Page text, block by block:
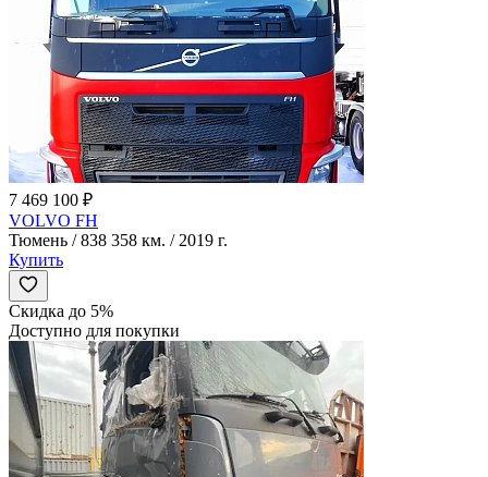
7 469 100 ₽
VOLVO FH
Тюмень / 838 358 км. / 2019 г.
Купить
Скидка до 5%
Доступно для покупки